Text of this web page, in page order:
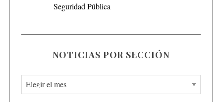
Seguridad Pública
NOTICIAS POR SECCIÓN
N
o